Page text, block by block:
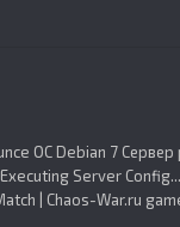
ОС Debian 7 Сервер
Server
| Chaos-War.ru